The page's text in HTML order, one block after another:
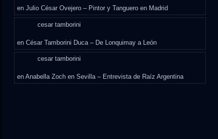
enJulio César Ovejero – Pintor y Tanguero en Madrid
cesar tamborini
enCésar Tamborini Duca – De Lonquimay a León
cesar tamborini
enAnabella Zoch en Sevilla – Entrevista de Raíz Argentina